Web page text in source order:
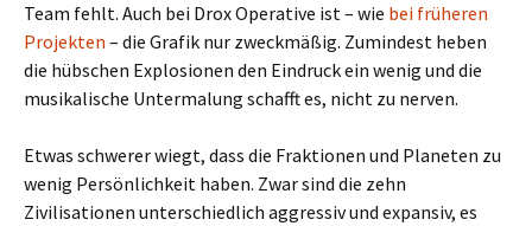
Team fehlt. Auch bei Drox Operative ist – wie bei früheren
Projekten – die Grafik nur zweckmäßig. Zumindest heben
die hübschen Explosionen den Eindruck ein wenig und die
musikalische Untermalung schafft es, nicht zu nerven.
Etwas schwerer wiegt, dass die Fraktionen und Planeten zu
wenig Persönlichkeit haben. Zwar sind die zehn
Zivilisationen unterschiedlich aggressiv und expansiv, es